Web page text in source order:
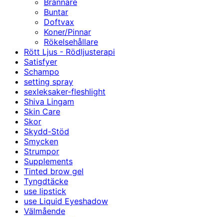
Brännare
Buntar
Doftvax
Koner/Pinnar
Rökelsehållare
Rött Ljus - Rödljusterapi
Satisfyer
Schampo
setting spray
sexleksaker-fleshlight
Shiva Lingam
Skin Care
Skor
Skydd-Stöd
Smycken
Strumpor
Supplements
Tinted brow gel
Tyngdtäcke
use lipstick
use Liquid Eyeshadow
Välmående